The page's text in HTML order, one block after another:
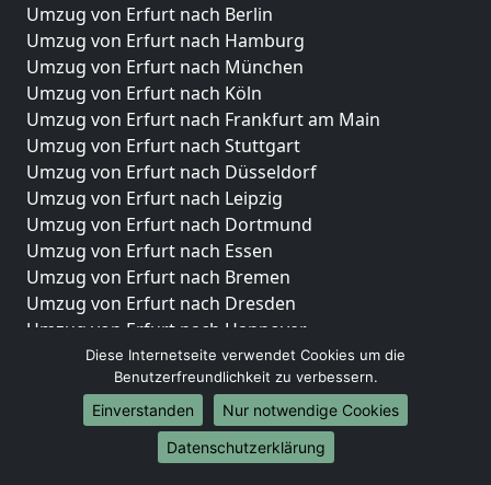
Umzug von Erfurt nach Berlin
Umzug von Erfurt nach Hamburg
Umzug von Erfurt nach München
Umzug von Erfurt nach Köln
Umzug von Erfurt nach Frankfurt am Main
Umzug von Erfurt nach Stuttgart
Umzug von Erfurt nach Düsseldorf
Umzug von Erfurt nach Leipzig
Umzug von Erfurt nach Dortmund
Umzug von Erfurt nach Essen
Umzug von Erfurt nach Bremen
Umzug von Erfurt nach Dresden
Umzug von Erfurt nach Hannover
Umzug von Erfurt nach Nürnberg
Umzug von Erfurt nach Duisburg
Umzug von Erfurt nach Bochum
Umzug von Erfurt nach Wuppertal
Umzug von Erfurt nach Bielefeld
Diese Internetseite verwendet Cookies um die
Benutzerfreundlichkeit zu verbessern.
Einverstanden
Nur notwendige Cookies
Datenschutzerklärung